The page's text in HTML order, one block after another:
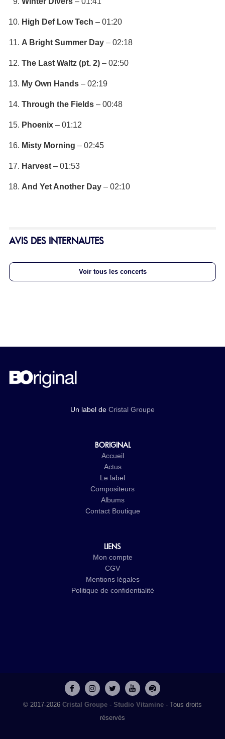
High Def Low Tech – 01:20
A Bright Summer Day– 02:18
The Last Waltz (pt. 2)– 02:50
My Own Hands– 02:19
Through the Fields– 00:48
Phoenix – 01:12
Misty Morning – 02:45
Harvest– 01:53
And Yet Another Day– 02:10
AVIS DES INTERNAUTES
Voir tous les concerts
Un label de Cristal Groupe
BORIGINAL
Accueil
Actus
Le label
Compositeurs
Albums
Contact Boutique
LIENS
Mon compte
CGV
Mentions légales
Politique de confidentialité
© 2017-2026 Cristal Groupe - Studio Vitamine - Tous droits
réservés